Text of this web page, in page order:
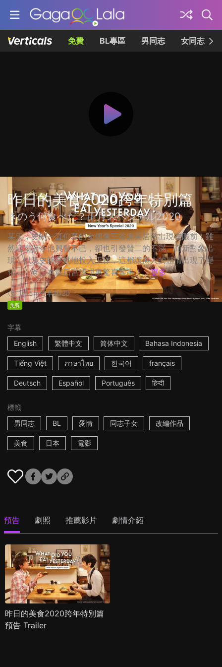
免費 BL專區 男同志 女同志
昨日的美食2020跨年特別篇
きのう何食べた？正月スペシャル2020
某天，史朗一直仰慕的女偶像三谷麻美居然出現在眼前！雖
然這場面令他興奮不已，卻也引發賢二的不滿。而新對象出
現，以及史朗辛勤地投入工作，這都讓兩人的感情出現了變
化…… ☆日本影后宮澤理惠驚喜客串！... 更多
1h15m日本2020
免費
字幕
English
繁體中文 简体中文 Bahasa Indonesia
Tiếng Việt ภาษาไทย 한국어 français
Deutsch Español Português हिन्दी
標籤
男同志
BL 愛情 同志子女 改編作品
美食 日本 電影
預告 劇照 推薦影片 劇情介紹
昨日的美食2020跨年特別篇
預告 Trailer